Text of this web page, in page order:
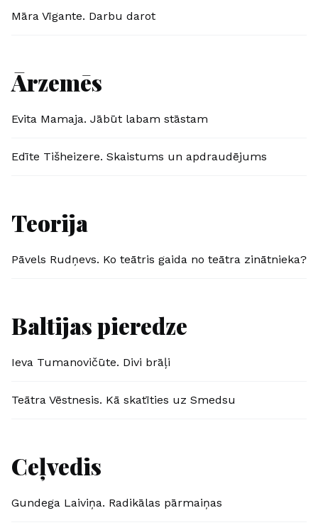
Māra Vīgante. Darbu darot
Ārzemēs
Evita Mamaja. Jābūt labam stāstam
Edīte Tišheizere. Skaistums un apdraudējums
Teorija
Pāvels Rudņevs. Ko teātris gaida no teātra zinātnieka?
Baltijas pieredze
Ieva Tumanovičūte. Divi brāļi
Teātra Vēstnesis. Kā skatīties uz Smedsu
Ceļvedis
Gundega Laiviņa. Radikālas pārmaiņas